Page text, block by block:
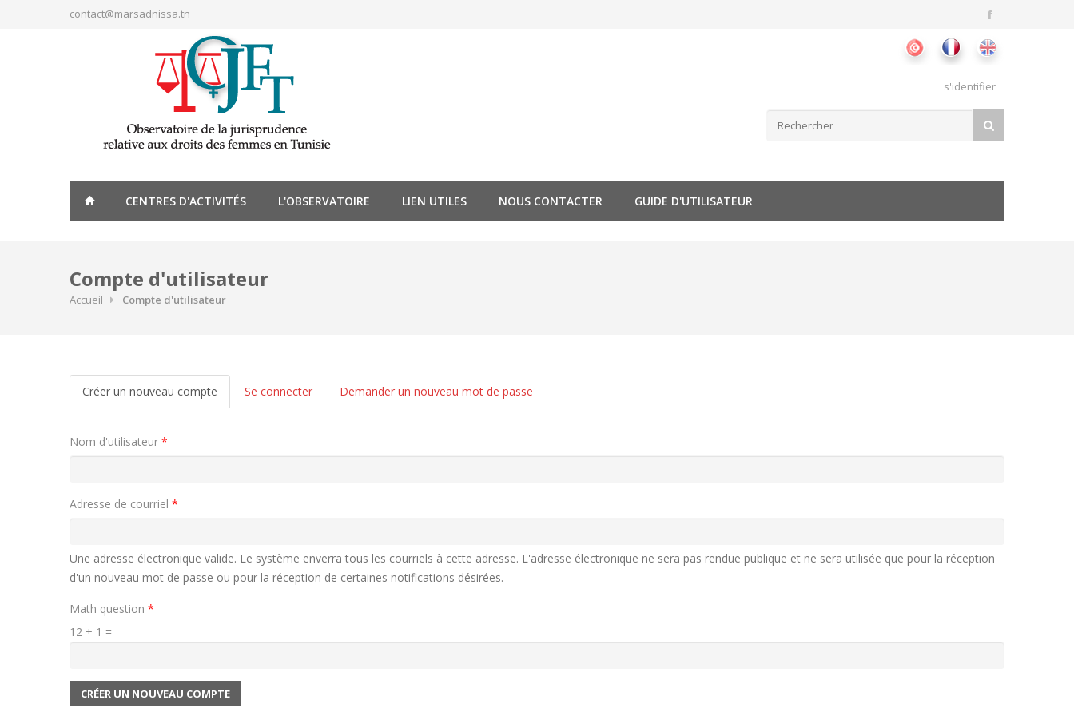
Aller au contenu principalcontact@marsadnissa.tn
s'identifier
Formulaire de recherche
CENTRES D'ACTIVITÉS L'OBSERVATOIRE LIEN UTILES NOUS CONTACTER GUIDE D'UTILISATEUR
Compte d'utilisateur
Accueil Compte d'utilisateur
Onglets principaux
Créer un nouveau compte (onglet
actif)
Se connecter Demander un nouveau mot de passe
Nom d'utilisateur *
Adresse de courriel *
Une adresse électronique valide. Le système enverra tous les courriels à cette adresse. L'adresse électronique ne sera pas rendue publique et ne sera utilisée que pour la réception
d'un nouveau mot de passe ou pour la réception de certaines notifications désirées.
Math question *
12 + 1 =
CRÉER UN NOUVEAU COMPTE